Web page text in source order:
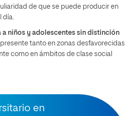
de que se puede producir en
a niños y adolescentes sin distinción
tanto en zonas desfavorecidas
como en ámbitos de clase social
en